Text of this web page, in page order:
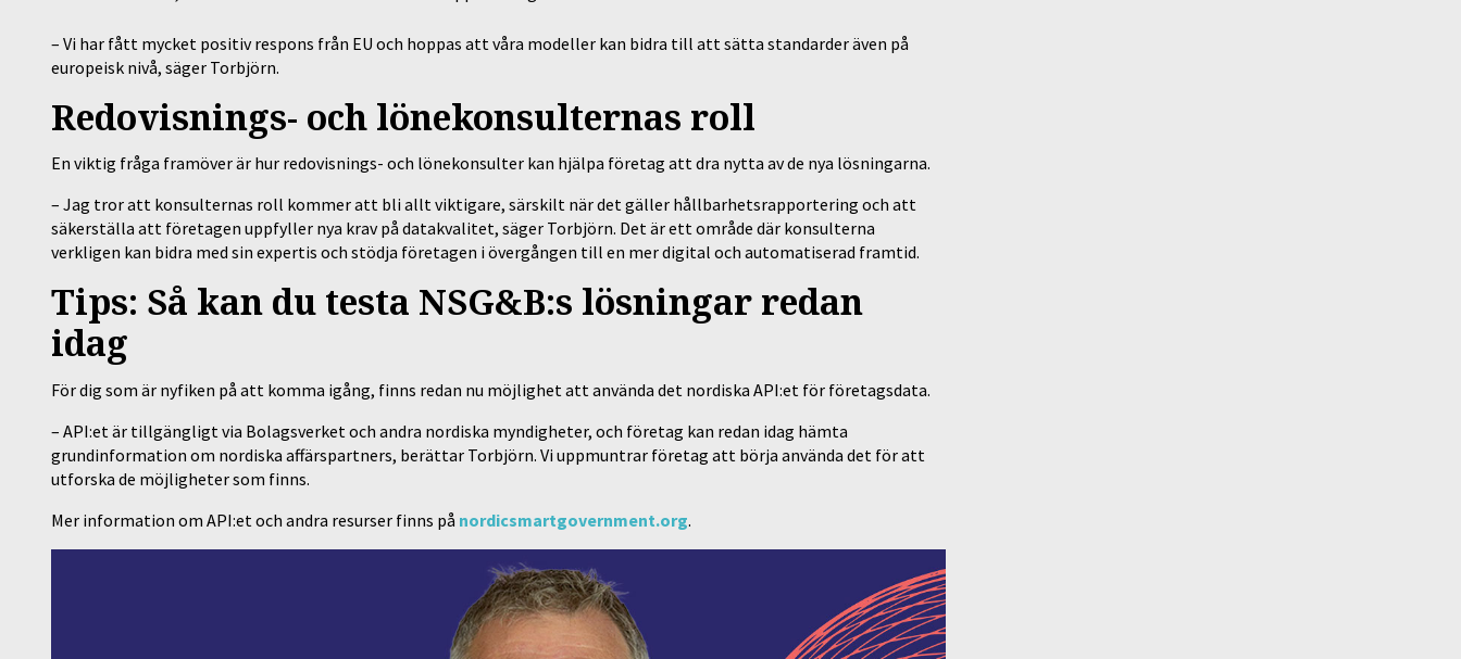
– Vi har fått mycket positiv respons från EU och hoppas att våra modeller kan bidra till att sätta standarder även på
europeisk nivå, säger Torbjörn.
Redovisnings- och lönekonsulternas roll
En viktig fråga framöver är hur redovisnings- och lönekonsulter kan hjälpa företag att dra nytta av de nya lösningarna.
– Jag tror att konsulternas roll kommer att bli allt viktigare, särskilt när det gäller hållbarhetsrapportering och att
säkerställa att företagen uppfyller nya krav på datakvalitet, säger Torbjörn. Det är ett område där konsulterna
verkligen kan bidra med sin expertis och stödja företagen i övergången till en mer digital och automatiserad framtid.
Tips: Så kan du testa NSG&B:s lösningar redan
idag
För dig som är nyfiken på att komma igång, finns redan nu möjlighet att använda det nordiska API:et för företagsdata.
– API:et är tillgängligt via Bolagsverket och andra nordiska myndigheter, och företag kan redan idag hämta
grundinformation om nordiska affärspartners, berättar Torbjörn. Vi uppmuntrar företag att börja använda det för att
utforska de möjligheter som finns.
Mer information om API:et och andra resurser finns på nordicsmartgovernment.org.